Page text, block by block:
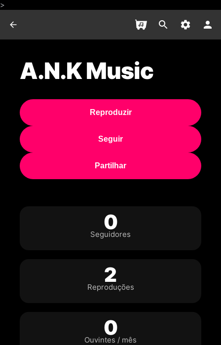
>
A.N.K Music
Reproduzir
Seguir
Partilhar
0
Seguidores
2
Reproduções
0
Ouvintes / mês